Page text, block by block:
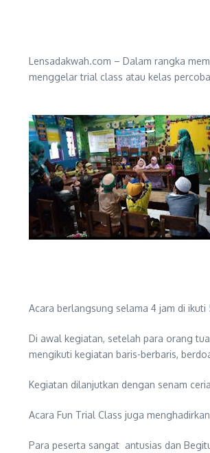
Lensadakwah.com – Dalam rangka
menggelar trial class atau kelas
Acara berlangsung selama 4 jam di ikuti
Di awal kegiatan, setelah para orang
mengikuti kegiatan baris-berbaris,
Kegiatan dilanjutkan dengan senam
Acara Fun Trial Class juga
Para peserta sangat antusias dan